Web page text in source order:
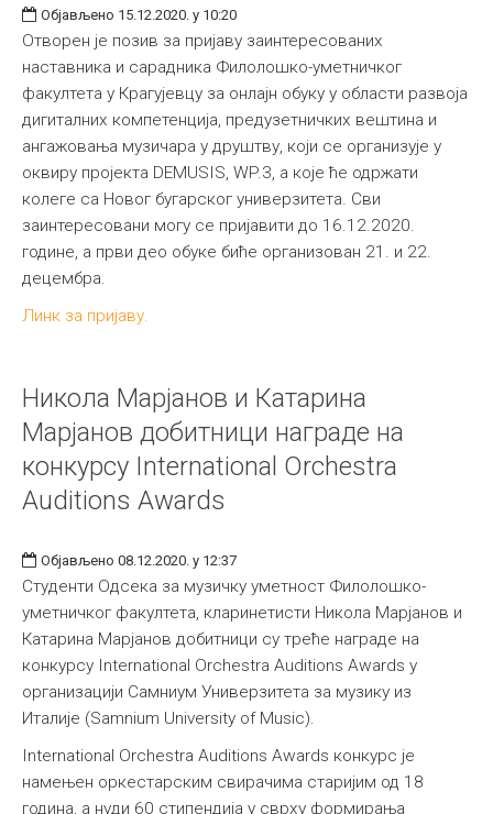
Објављено 15.12.2020. у 10:20
Отворен је позив за пријаву заинтересованих
наставника и сарадника Филолошко-уметничког
факултета у Крагујевцу за онлајн обуку у области развоја
дигиталних компетенција, предузетничких вештина и
ангажовања музичара у друштву, који се организује у
оквиру пројекта DEMUSIS, WP.3, а које ће одржати
колеге са Новог бугарског универзитета. Сви
заинтересовани могу се пријавити до 16.12.2020.
године, а први део обуке биће организован 21. и 22.
децембра.
Линк за пријаву.
Никола Марјанов и Катарина
Марјанов добитници награде на
конкурсу International Orchestra
Auditions Awards
Објављено 08.12.2020. у 12:37
Студенти Одсека за музичку уметност Филолошко-
уметничког факултета, кларинетисти Никола Марјанов и
Катарина Марјанов добитници су треће награде на
конкурсу International Orchestra Auditions Awards у
организацији Самниум Универзитета за музику из
Италије (Samnium University of Musiс).
International Orchestra Auditions Awards конкурс је
намењен оркестарским свирачима старијим од 18
година, а нуди 60 стипендија у сврху формирања